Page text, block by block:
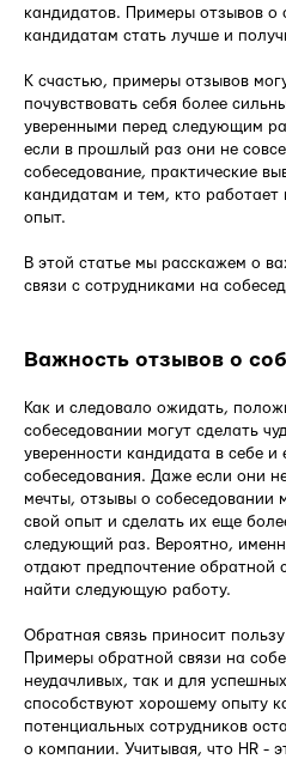
кандидатов. Примеры отзывов о
кандидатам стать лучше и
К счастью, примеры отзывов
почувствовать себя более
уверенными перед следующим
если в прошлый раз они не
собеседование, практические
кандидатам и тем, кто работает
опыт.
В этой статье мы расскажем о
связи с сотрудниками на
Важность отзывов о
Как и следовало ожидать,
собеседовании могут сделать
уверенности кандидата в себе и
собеседования. Даже если они
мечты, отзывы о собеседовании
свой опыт и сделать их еще
следующий раз. Вероятно,
отдают предпочтение обратной
найти следующую работу.
Обратная связь приносит
Примеры обратной связи на
неудачливых, так и для
способствуют хорошему опыту
потенциальных сотрудников
о компании. Учитывая, что HR -